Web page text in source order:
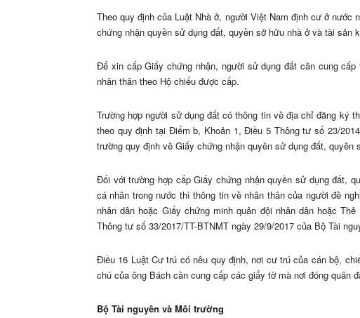
Theo quy định của Luật Nhà ở, người Việt Nam định cư ở
chứng nhận quyền sử dụng đất, quyền sở hữu nhà ở và tài sản
Để xin cấp Giấy chứng nhận, người sử dụng đất cần cung
nhân thân theo Hộ chiếu được cấp.
Trường hợp người sử dụng đất có thông tin về địa chỉ đăng ký
theo quy định tại Điểm b, Khoản 1, Điều 5 Thông tư số 23/
trường quy định về Giấy chứng nhận quyền sử dụng đất,
Đối với trường hợp cấp Giấy chứng nhận quyền sử dụng đất,
cá nhân trong nước thì thông tin về nhân thân của người đề
nhân dân hoặc Giấy chứng minh quân đội nhân dân hoặc
Thông tư số 33/2017/TT-BTNMT ngày 29/9/2017 của Bộ Tài
Điều 16 Luật Cư trú có nêu quy định, nơi cư trú của cán bộ,
chú của ông Bách cần cung cấp các giấy tờ mà nơi đóng quân
Bộ Tài nguyên và Môi trường